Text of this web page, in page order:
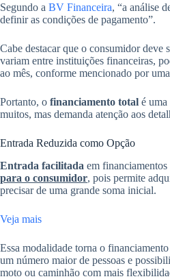
Segundo a BV Financeira, “a análise
definir as condições de pagamento”.
Cabe destacar que o consumidor deve
variam entre instituições financeiras,
ao mês, conforme mencionado por
Portanto, o financiamento total é
muitos, mas demanda atenção aos
Entrada Reduzida como Opção
Entrada facilitada em
para o consumidor, pois permite
precisar de uma grande soma inicial.
Veja mais
Essa modalidade torna o
um número maior de pessoas e
moto ou caminhão com mais